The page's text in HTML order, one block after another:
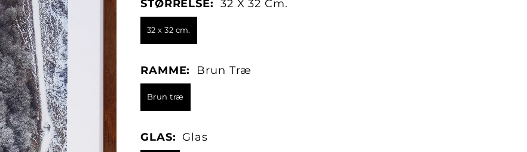
STØRRELSE: 32 X 32 Cm.
32 x 32 cm.
RAMME: Brun Træ
Brun træ
GLAS: Glas